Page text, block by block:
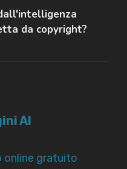
da copyright?
AI
online gratuito